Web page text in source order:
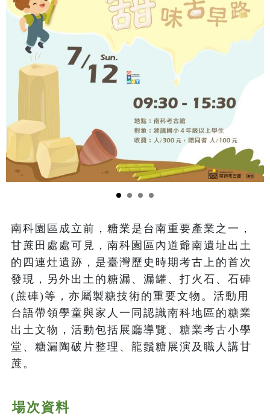
南科園區成立前，糖業是台南重要產業之一，
甘蔗田處處可見，南科園區內道爺南遺址出土
的四連灶遺跡，是臺灣歷史時期考古上的首次
發現，另外出土的糖漏、漏罐、打火石、石硨
(蔗硨)等，亦屬製糖技術的重要文物。活動用
台語帶領學童與家人一同認識南科地區的糖業
出土文物，活動包括展廳導覽、糖業考古小學
堂、糖漏陶破片整理、龍鬚糖展演及職人講甘
蔗。
場次資料